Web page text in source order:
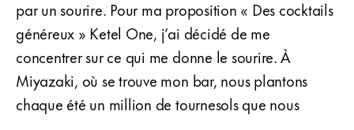
par un sourire. Pour ma proposition « Des cocktails
généreux » Ketel One, j’ai décidé de me
concentrer sur ce qui me donne le sourire. À
Miyazaki, où se trouve mon bar, nous plantons
chaque été un million de tournesols que nous